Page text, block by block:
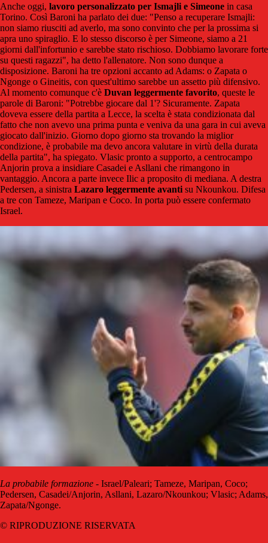
Anche oggi, lavoro personalizzato per Ismajli e Simeone in casa
Torino. Così Baroni ha parlato dei due: "Penso a recuperare Ismajli:
non siamo riusciti ad averlo, ma sono convinto che per la prossima si
apra uno spiraglio. E lo stesso discorso è per Simeone, siamo a 21
giorni dall'infortunio e sarebbe stato rischioso. Dobbiamo lavorare forte
su questi ragazzi", ha detto l'allenatore. Non sono dunque a
disposizione. Baroni ha tre opzioni accanto ad Adams: o Zapata o
Ngonge o Gineitis, con quest'ultimo sarebbe un assetto più difensivo.
Al momento comunque c'è Duvan leggermente favorito, queste le
parole di Baroni: "Potrebbe giocare dal 1'? Sicuramente. Zapata
doveva essere della partita a Lecce, la scelta è stata condizionata dal
fatto che non avevo una prima punta e veniva da una gara in cui aveva
giocato dall'inizio. Giorno dopo giorno sta trovando la miglior
condizione, è probabile ma devo ancora valutare in virtù della durata
della partita", ha spiegato. Vlasic pronto a supporto, a centrocampo
Anjorin prova a insidiare Casadei e Asllani che rimangono in
vantaggio. Ancora a parte invece Ilic a proposito di mediana. A destra
Pedersen, a sinistra Lazaro leggermente avanti su Nkounkou. Difesa
a tre con Tameze, Maripan e Coco. In porta può essere confermato
Israel.
La probabile formazione - Israel/Paleari; Tameze, Maripan, Coco;
Pedersen, Casadei/Anjorin, Asllani, Lazaro/Nkounkou; Vlasic; Adams,
Zapata/Ngonge.
© RIPRODUZIONE RISERVATA